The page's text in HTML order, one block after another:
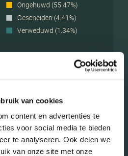
van cookies
content en advertenties te
voor social media te bieden
te analyseren. Ook delen we
van onze site met onze
Ongehuwd (55.47%)
Gescheiden (4.41%)
Verweduwd (1.34%)
15 - 25 jaar (7.85%)
25 - 45 jaar (32.95%)
45 - 65 jaar (23.37%)
65+ jaar (5.75%)